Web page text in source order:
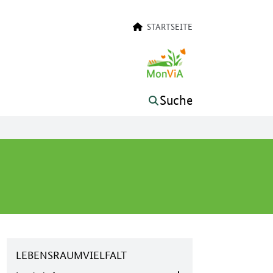
STARTSEITE
Suche
LEBENSRAUMVIELFALT